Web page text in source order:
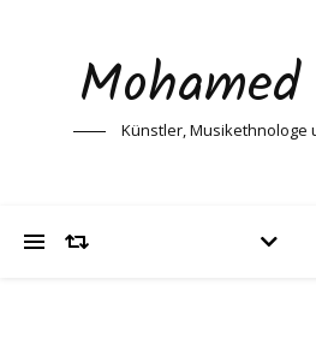
Künstler, Musikethnologe